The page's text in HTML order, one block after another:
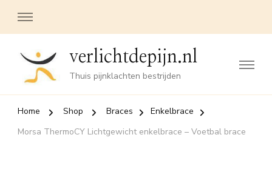
verlichtdepijn.nl
Thuis pijnklachten bestrijden
Home Shop Braces
Enkelbrace
Morsa ThermoCY Lichtgewicht enkelbrace – Voetbal brace